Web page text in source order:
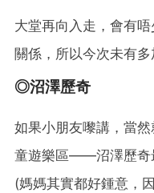
大堂再向入走，會有
關係，所以今次未有多
◎沼澤歷奇
如果小朋友嚟講，當
童遊樂區——沼澤歷奇
(媽媽其實都好鍾意，